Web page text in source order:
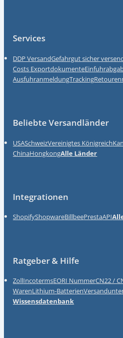
Services
DDP VersandGefahrgut sicher
Costs Exportdokumente
AusfuhranmeldungTracking
Beliebte Versandländer
USASchweizVereinigtes Königreich
ChinaHongkongAlle Länder
Integrationen
ShopifyShopwareBillbeePrestaAPI
Ratgeber & Hilfe
ZollIncotermsEORI NummerCN22 /
WarenLithium-Batterien
Wissensdatenbank